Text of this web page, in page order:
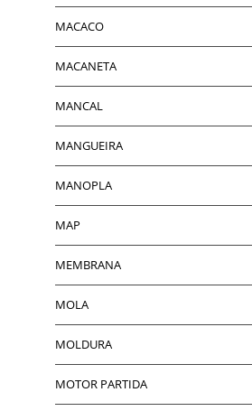
MACACO
MACANETA
MANCAL
MANGUEIRA
MANOPLA
MAP
MEMBRANA
MOLA
MOLDURA
MOTOR PARTIDA